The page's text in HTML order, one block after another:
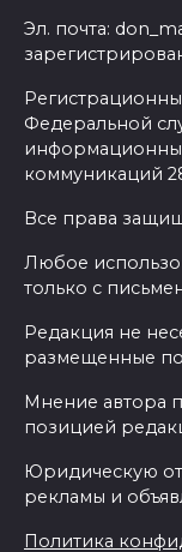
Эл. почта:
Федеральной
коммуникаций
Все права
Любое
только с
Редакция не
размещенные
Мнение автора
позицией
Юридическую
рекламы и
Политика